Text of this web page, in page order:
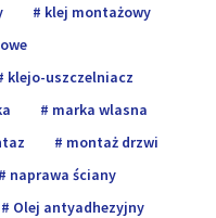
klej montażowy
klejo-uszczelniacz
marka wlasna
montaż drzwi
naprawa ściany
Olej antyadhezyjny